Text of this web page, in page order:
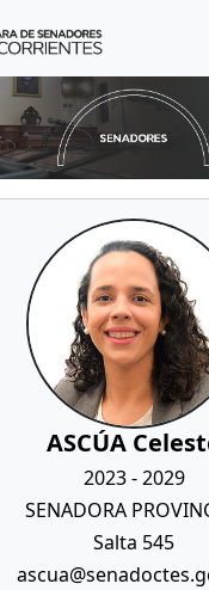
ASCÚA
2023 - 2029
SENADORA
Salta 545